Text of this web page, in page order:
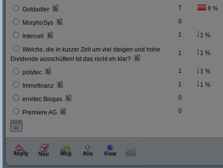
Goldadler 7 8 %
MorphoSys 0
Intercell 1 1 %
Welche, die in kurzer Zeit um viel steigen und hohe
Dividende ausschütten! Ist das nicht eh klar?
1 1 %
polytec 1 1 %
Immofinanz 1 1 %
envitec Biogas 0
Premiere AG 0